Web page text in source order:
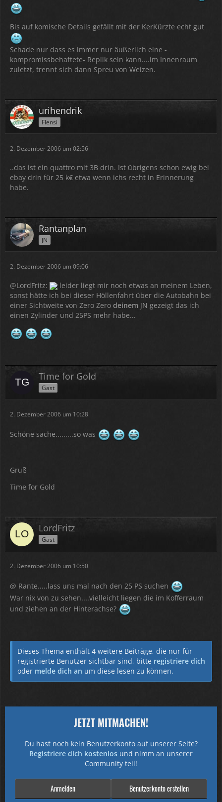
Bis auf komische Details gefällt mit der KerKürzte echt gut
Schade nur dass es immer nur äußerlich eine -
kompromissbehaftete- Replik sein kann....im Innenraum
zuletzt, trennt sich dann Spreu von Weizen.
urihendrik
Flensi
2. Dezember 2006 um 02:56
..das ist ein quattro mit 3B drin. Ist übrigens schon ewig bei
ebay drin für 25 k€ etwa wenn ichs recht in Erinnerung
habe.
Rantanplan
JN
2. Dezember 2006 um 09:06
@LordFritz:
leider liegt mir noch etwas an meinem Leben,
sonst hätte ich bei dieser Höllenfahrt über die Autobahn bei
einer Sichtweite von Zero Zero deinem JN gezeigt das ich
einen Zylinder und 25PS mehr habe...
Time for Gold
Gast
2. Dezember 2006 um 10:28
Schöne sache.........so was
Gruß
Time for Gold
LordFritz
Gast
2. Dezember 2006 um 10:50
@ Rante.....lass uns mal nach den 25 PS suchen
War nix von zu sehen....vielleicht liegen die im Kofferraum
und ziehen an der Hinterachse?
Dieses Thema enthält 4 weitere Beiträge, die nur für
registrierte Benutzer sichtbar sind, bitte registriere dich
oder melde dich an um diese lesen zu können.
JETZT MITMACHEN!
Du hast noch kein Benutzerkonto auf unserer Seite?
Registriere dich kostenlos und nimm an unserer
Community teil!
Benutzerkonto erstellen
Anmelden